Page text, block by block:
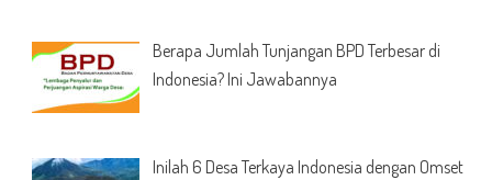
Berapa Jumlah Tunjangan BPD Terbesar di
Indonesia? Ini Jawabannya
Inilah 6 Desa Terkaya Indonesia dengan Omset